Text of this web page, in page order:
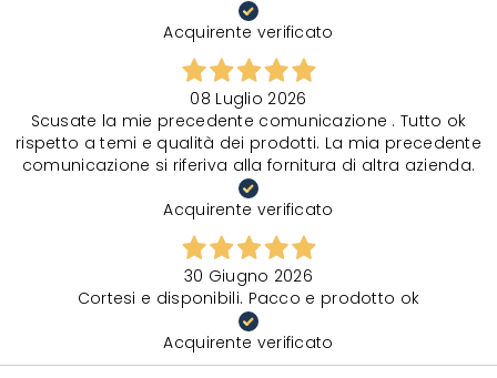
Acquirente verificato
08 Luglio 2026
Scusate la mie precedente comunicazione . Tutto ok
rispetto a temi e qualità dei prodotti. La mia precedente
comunicazione si riferiva alla fornitura di altra azienda.
Acquirente verificato
30 Giugno 2026
Cortesi e disponibili. Pacco e prodotto ok
Acquirente verificato